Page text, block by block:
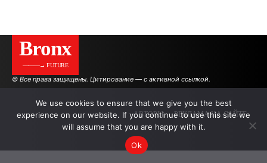
Bronx
———→ FUTURE
© Все права защищены. Цитирование — с активной ссылкой.
АВТОРЫ РЕКЛАМА НА САЙТЕ
We use cookies to ensure that we give you the best
experience on our website. If you continue to use this site we
will assume that you are happy with it.
Ok